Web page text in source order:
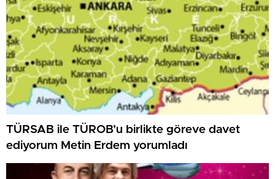
TÜRSAB ile TÜROB’u birlikte göreve davet
ediyorum Metin Erdem yorumladı